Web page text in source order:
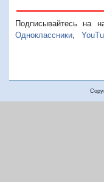
Подписывайтесь на
Одноклассники